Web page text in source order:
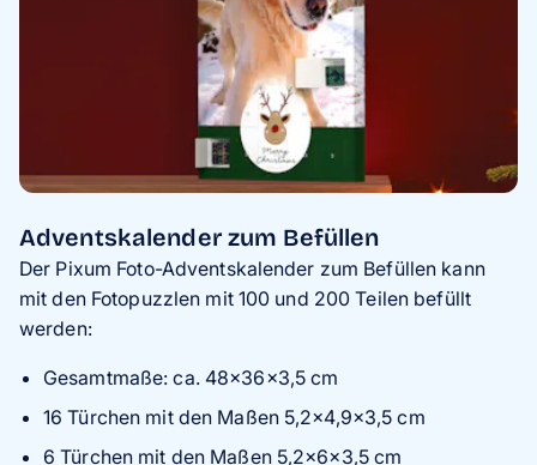
Adventskalender zum Befüllen
Der Pixum Foto-Adventskalender zum Befüllen kann
mit den Fotopuzzlen mit 100 und 200 Teilen befüllt
werden:
Gesamtmaße: ca. 48×36×3,5 cm
16 Türchen mit den Maßen 5,2×4,9×3,5 cm
6 Türchen mit den Maßen 5,2×6×3,5 cm